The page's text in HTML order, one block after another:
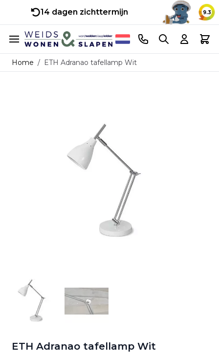
14 dagen zichttermijn 9.3
Ga naar de inhoud
Telefoonnummer
Search Cart
Home / ETH Adranao tafellamp Wit
ETH Adranao tafellamp Wit